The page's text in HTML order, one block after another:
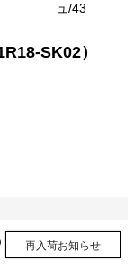
ュ/43
SK02）
再入荷お知らせ